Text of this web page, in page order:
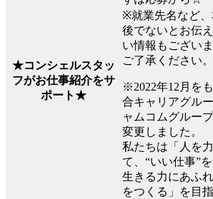
★コンシェルスタッ
フがお仕事紹介をサ
ポート★
※就業先名など
後でないとお伝
い情報もござい
ご了承ください。
※2022年12月を
合キャリアグル
ャムコムグルー
変更しました。
私たちは「人を
て、“いい仕事”を
生きる力にあふ
をつくる」を目